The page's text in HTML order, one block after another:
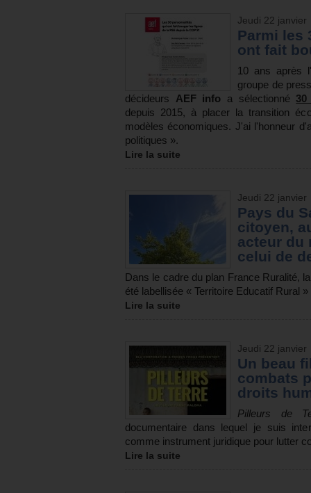
Jeudi 22 janvier
Parmi les
ont fait
10 ans après
groupe de
décideurs AEF info a sélectionné 30
depuis 2015, à placer la transition
modèles économiques. J'ai l'honneur
politiques ».
Lire la suite
Jeudi 22 janvier
Pays du
citoyen,
acteur du
celui de
Dans le cadre du plan France Ruralité,
été labellisée « Territoire Educatif Rural
Lire la suite
Jeudi 22 janvier
Un beau
combats
droits
Pilleurs de
documentaire dans lequel je suis
comme instrument juridique pour lutter
Lire la suite